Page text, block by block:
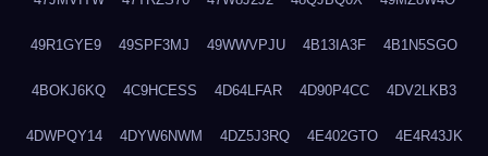
49R1GYE9 49SPF3MJ 49WWVPJU 4B13IA3F 4B1N5SGO
4BOKJ6KQ 4C9HCESS 4D64LFAR 4D90P4CC 4DV2LKB3
4DWPQY14 4DYW6NWM 4DZ5J3RQ 4E402GTO 4E4R43JK